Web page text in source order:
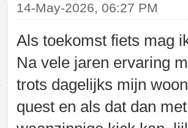
14-May-2026, 06:27 PM
Als toekomst fiets mag
Na vele jaren ervaring
trots dagelijks mijn
quest en als dat dan